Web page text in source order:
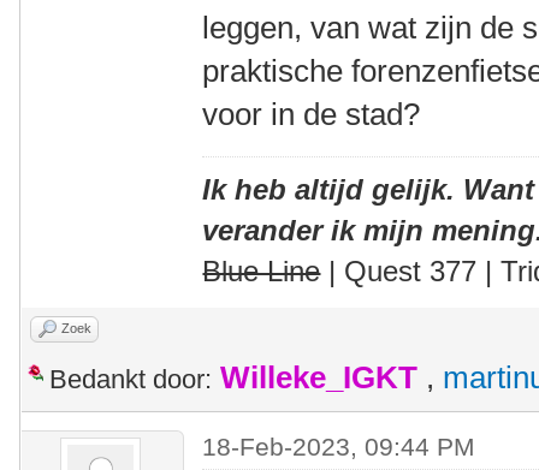
leggen, van wat zijn de
praktische
voor in de stad?
Ik heb altijd gelijk.
verander ik mijn
Blue Line| Quest 377 |
Zoek
Bedankt door: Willeke_IGKT ,
18-Feb-2023, 09:44 PM